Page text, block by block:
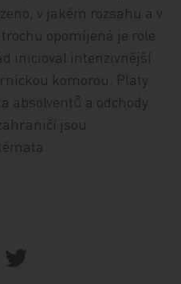
v jakém rozsahu a v
opomíjená je role
inicioval intenzivnější
komorou. Platy
absolventů a odchody
jsou